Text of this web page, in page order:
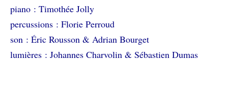
piano : Timothée Jolly
percussions : Florie Perroud
son : Éric Rousson & Adrian Bourget
lumières : Johannes Charvolin & Sébastien Dumas